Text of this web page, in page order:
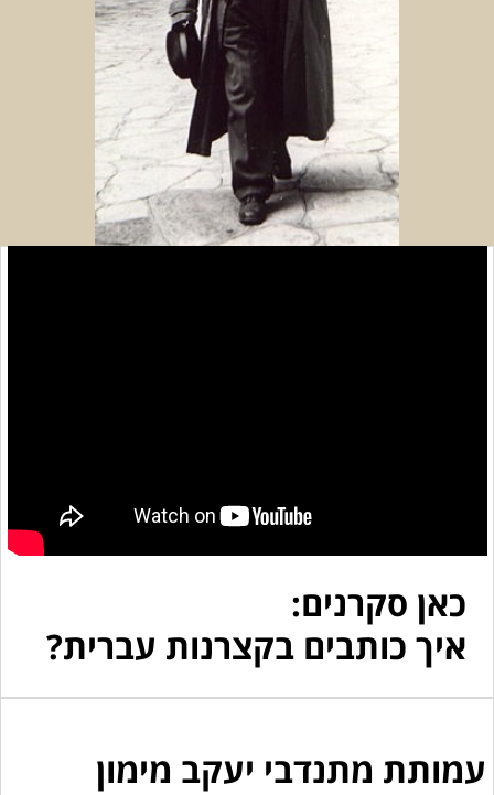
עמותת מתנדבי יעקב מימון
כאן סקרנים:
איך כותבים בקצרנות עברית?